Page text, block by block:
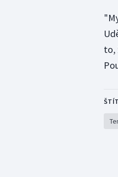
to,